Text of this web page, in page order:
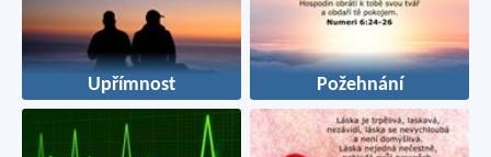
Upřímnost Požehnání